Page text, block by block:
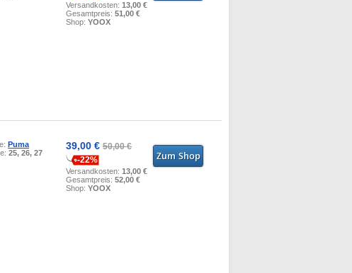
Versandkosten:13,00 €
Gesamtpreis:51,00 €
Shop:YOOX
Puma
25, 26, 27
39,00 €50,00 €
-22%
Versandkosten:13,00 €
Gesamtpreis:52,00 €
Shop:YOOX